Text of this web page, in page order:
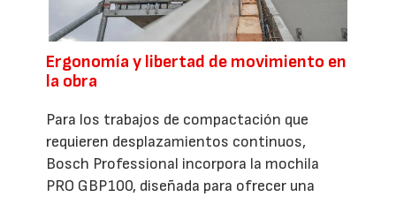
Ergonomía y libertad de movimiento en
la obra
Para los trabajos de compactación que
requieren desplazamientos continuos,
Bosch Professional incorpora la mochila
PRO GBP100, diseñada para ofrecer una